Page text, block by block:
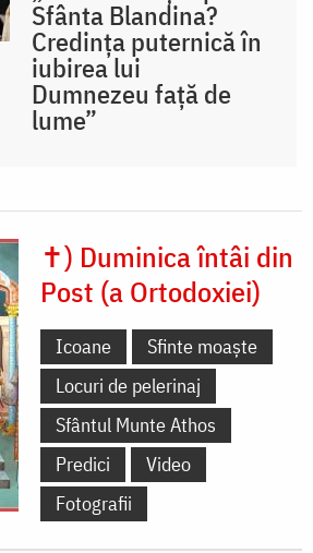
Sfânta Blandina?
Credința puternică în
iubirea lui
Dumnezeu față de
lume”
✝) Duminica întâi din
Post (a Ortodoxiei)
Icoane
Sfinte moaște
Locuri de pelerinaj
Sfântul Munte Athos
Predici
Video
Fotografii